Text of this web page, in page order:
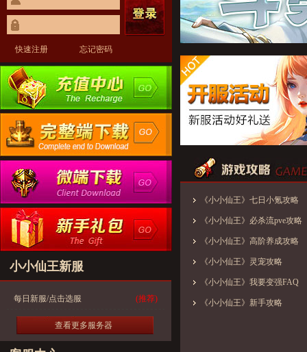
快速注册 忘记密码
小小仙王新服
每日新服/点击选服 (推荐)
查看更多服务器
《小小仙王》七日小氪攻略
《小小仙王》必杀流pve攻略
《小小仙王》高阶养成攻略
《小小仙王》灵宠攻略
《小小仙王》我要变强FAQ
《小小仙王》新手攻略